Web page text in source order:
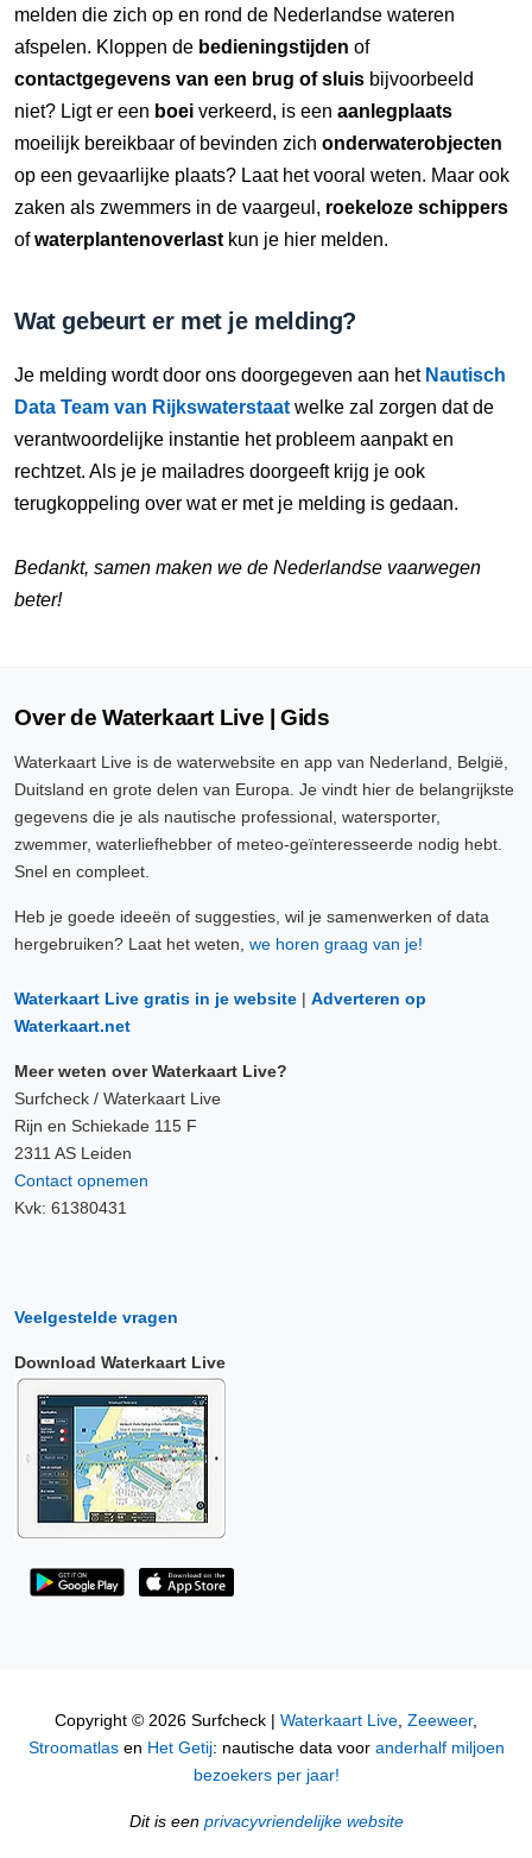
melden die zich op en rond de Nederlandse wateren
afspelen. Kloppen de bedieningstijden of
contactgegevens van een brug of sluis bijvoorbeeld
niet? Ligt er een boei verkeerd, is een aanlegplaats
moeilijk bereikbaar of bevinden zich onderwaterobjecten
op een gevaarlijke plaats? Laat het vooral weten. Maar ook
zaken als zwemmers in de vaargeul, roekeloze schippers
ofwaterplantenoverlast kun je hier melden.
Wat gebeurt er met je melding?
Je melding wordt door ons doorgegeven aan het Nautisch
Data Team van Rijkswaterstaat welke zal zorgen dat de
verantwoordelijke instantie het probleem aanpakt en
rechtzet. Als je je mailadres doorgeeft krijg je ook
terugkoppeling over wat er met je melding is gedaan.
Bedankt, samen maken we de Nederlandse vaarwegen
beter!
Over de Waterkaart Live | Gids
Waterkaart Live is de waterwebsite en app van Nederland, België,
Duitsland en grote delen van Europa. Je vindt hier de belangrijkste
gegevens die je als nautische professional, watersporter,
zwemmer, waterliefhebber of meteo-geïnteresseerde nodig hebt.
Snel en compleet.
Heb je goede ideeën of suggesties, wil je samenwerken of data
hergebruiken? Laat het weten, we horen graag van je!
Waterkaart Live gratis in je website | Adverteren op
Waterkaart.net
Meer weten over Waterkaart Live?
Surfcheck / Waterkaart Live
Rijn en Schiekade 115 F
2311 AS Leiden
Contact opnemen
Kvk: 61380431
Veelgestelde vragen
Download Waterkaart Live
Copyright © 2026 Surfcheck | Waterkaart Live, Zeeweer,
Stroomatlasen Het Getij: nautische data voor anderhalf miljoen
bezoekers per jaar!
Dit is een privacyvriendelijke website